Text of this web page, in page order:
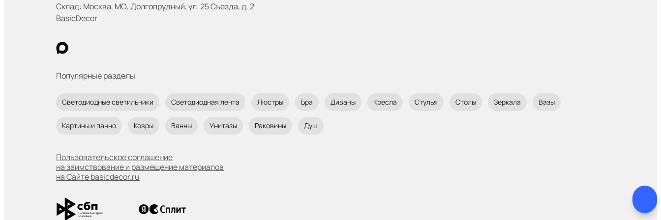
Склад: Москва, МО, Долгопрудный, ул. 25 Съезда, д. 2
BasicDecor
Популярные разделы
Светодиодные светильники Светодиодная лента Люстры Бра Диваны Кресла Стулья Столы Зеркала Вазы
Картины и панно Ковры Ванны Унитазы Раковины Душ
Пользовательское соглашение
на заимствование и размещение материалов
на Сайте basicdecor.ru